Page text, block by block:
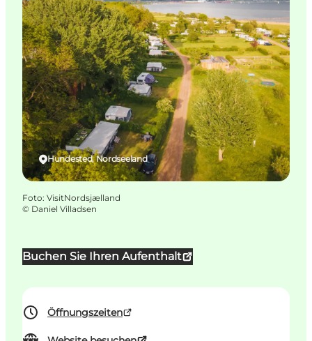
Buchen Sie Ihren Aufenthalt
Öffnungszeiten
Hundested, Nordseeland
Foto: VisitNordsjælland
© Daniel Villadsen